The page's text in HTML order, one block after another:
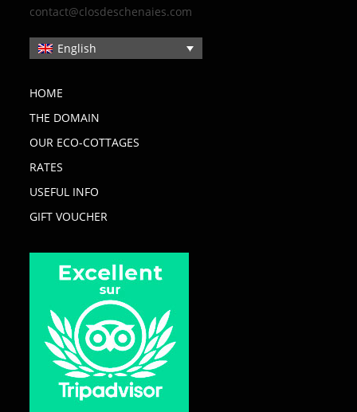
contact@closdeschenaies.com
English
HOME
THE DOMAIN
OUR ECO-COTTAGES
RATES
USEFUL INFO
GIFT VOUCHER